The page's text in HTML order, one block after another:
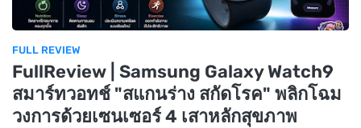
FULL REVIEW
FullReview | Samsung Galaxy Watch9
สมาร์ทวอทช์ "สแกนร่าง สกัดโรค" พลิกโฉม
วงการด้วยเซนเซอร์ 4 เสาหลักสุขภาพ